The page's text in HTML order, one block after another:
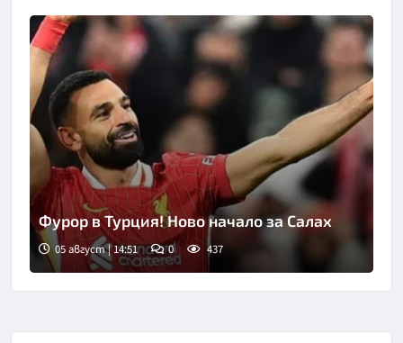
Фурор в Турция! Ново начало за Салах
05 август | 14:51 0 437